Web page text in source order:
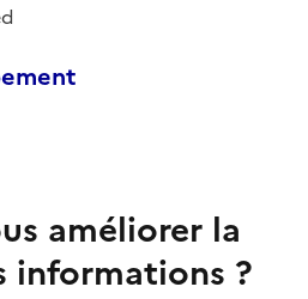
améliorer la
informations ?